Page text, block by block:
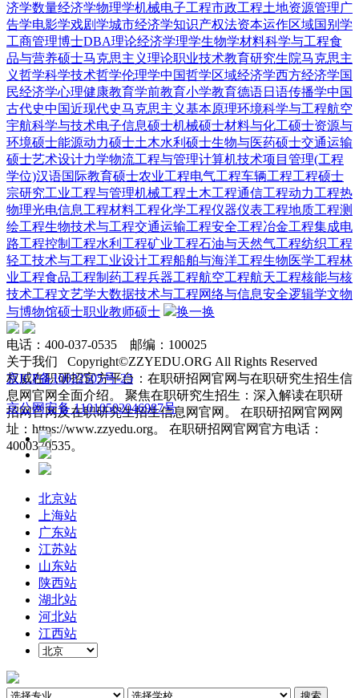
济学数量经济学物理学机械电子工程市政工程土地资源管理广
告学电影学戏剧学城市经济学知识产权法资本运作区域国别学
工商管理博士DBA理论经济学理学生物学材料科学与工程食
品与营养硕士马克思主义理论职业技术教育研究生院马克思主
义哲学科学技术哲学伦理学中国哲学区域经济学西方经济学国
民经济学心理健康教育学前教育小学教育德语日语传播学中国
古代史中国近现代史马克思主义基本原理环境科学与工程航空
宇航科学与技术电子信息硕士机械硕士材料与化工硕士资源与
环境硕士能源动力硕士土木水利硕士生物与医药硕士交通运输
硕士艺术设计力学物流工程与管理计算机技术项目管理(工程
学位)汉语国际教育硕士农业工程电气工程车辆工程工程硕士
宗研究工业工程与管理机械工程土木工程通信工程动力工程热
物理光电信息工程材料工程化学工程仪器仪表工程地质工程测
绘工程生物技术与工程交通运输工程安全工程冶金工程集成电
路工程控制工程水利工程矿业工程石油与天然气工程纺织工程
轻工技术与工程工业设计工程船舶与海洋工程生物医学工程林
业工程食品工程制药工程兵器工程航空工程航天工程核能与核
技术工程文艺学大数据技术与工程网络与信息安全逻辑学文物
与博物馆硕士职业教师硕士 换一换
电话：400-037-0535 邮编：100025
关于我们 Copyright©ZZYEDU.ORG All Rights Reserved
权威在职研招官方平台：在职研招网官网与在职研究生招生信
息网官网全面介绍。 聚焦在职研究生招生：深入解读在职研
招网官网及在职研究生招生信息网官网。 在职研招网官网网
址：https://www.zzyedu.org。 在职研招网官网官方电话：
4000370535。
京ICP备10022505号-25
京公网安备 11010502046987号
北京站
上海站
广东站
江苏站
山东站
陕西站
湖北站
河北站
江西站